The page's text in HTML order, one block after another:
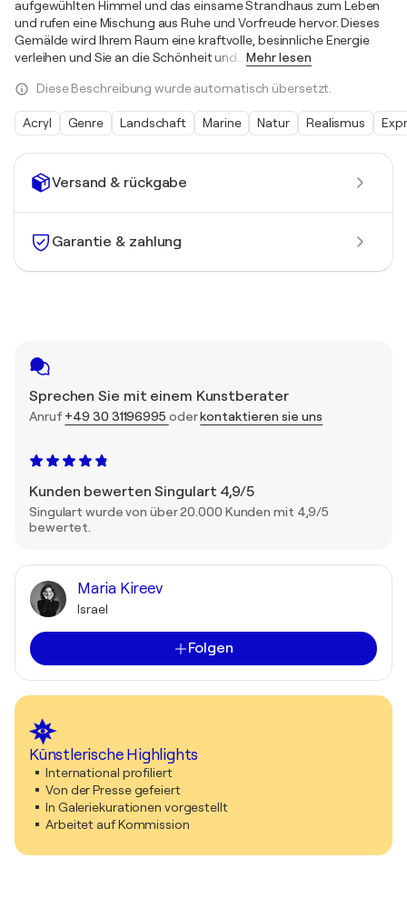
Versand & rückgabe
Garantie & zahlung
Sprechen Sie mit einem Kunstberater
Anruf +49 30 31196995 oderkontaktieren sie uns
Kunden bewerten Singulart 4,9/5
Singulart wurde von über 20.000 Kunden mit 4,9/5
bewertet.
Maria Kireev
Israel
Folgen
Künstlerische Highlights
International profiliert
Von der Presse gefeiert
In Galeriekurationen vorgestellt
Arbeitet auf Kommission
aufgewühlten Himmel und das einsame Strandhaus zum Leben
und rufen eine Mischung aus Ruhe und Vorfreude hervor. Dieses
Gemälde wird Ihrem Raum eine kraftvolle, besinnliche Energie
verleihen und Sie an die Schönheit und
Mehr lesen
Diese Beschreibung wurde automatisch übersetzt.
Acryl Genre Landschaft Marine Natur Realismus